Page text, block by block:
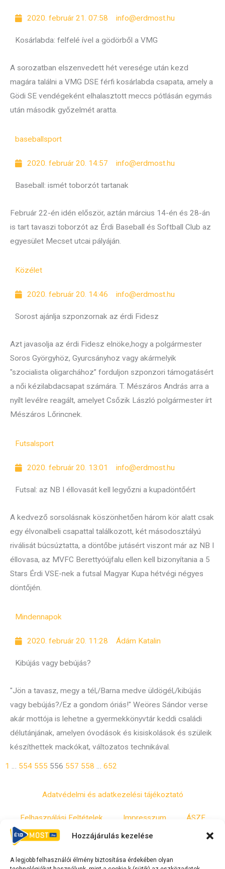
Hozzájárulás kezelése
A legjobb felhasználói élmény biztosítása érdekében olyan
2020. február 21. 07:58 info@erdmost.hu
Kosárlabda: felfelé ível a gödörből a VMG
A sorozatban elszenvedett hét veresége után kezd
magára találni a VMG DSE férfi kosárlabda csapata, amely a
Gödi SE vendégeként elhalasztott meccs pótlásán egymás
után második győzelmét aratta.
baseballsport
2020. február 20. 14:57 info@erdmost.hu
Baseball: ismét toborzót tartanak
Február 22-én idén először, aztán március 14-én és 28-án
is tart tavaszi toborzót az Érdi Baseball és Softball Club az
egyesület Mecset utcai pályáján.
Közélet
2020. február 20. 14:46 info@erdmost.hu
Sorost ajánlja szponzornak az érdi Fidesz
Azt javasolja az érdi Fidesz elnöke,hogy a polgármester
Soros Györgyhöz, Gyurcsányhoz vagy akármelyik
"szocialista oligarchához” forduljon szponzori támogatásért
a női kézilabdacsapat számára. T. Mészáros András arra a
nyílt levélre reagált, amelyet Csőzik László polgármester írt
Mészáros Lőrincnek.
Futsalsport
2020. február 20. 13:01 info@erdmost.hu
Futsal: az NB I éllovasát kell legyőzni a kupadöntőért
A kedvező sorsolásnak köszönhetően három kör alatt csak
egy élvonalbeli csapattal találkozott, két másodosztályú
riválisát búcsúztatta, a döntőbe jutásért viszont már az NB I
éllovasa, az MVFC Berettyóújfalu ellen kell bizonyítania a 5
Stars Érdi VSE-nek a futsal Magyar Kupa hétvégi négyes
döntőjén.
Mindennapok
2020. február 20. 11:28 Ádám Katalin
Kibújás vagy bebújás?
"Jön a tavasz, megy a tél,/Barna medve üldögél,/kibújás
vagy bebújás?/Ez a gondom óriás!" Weöres Sándor verse
akár mottója is lehetne a gyermekkönyvtár keddi családi
délutánjának, amelyen óvodások és kisiskolások és szüleik
készíthettek mackókat, változatos technikával.
1 … 554 555 556 557 558 … 652
Adatvédelmi és adatkezelési tájékoztató
Felhasználási Feltételek Impresszum ÁSZF
Irányelvek Moderálási szabályzat